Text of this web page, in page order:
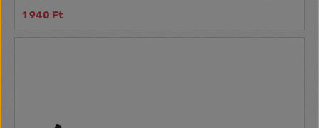
Akasztólyuk Fej súly: 300 g Teljes súly: 500 g Fejméret: 23
x 23 x 104 mm Méret: 104 x 25 x 325 mm Fej anyaga: Edzett
1 940 Ft